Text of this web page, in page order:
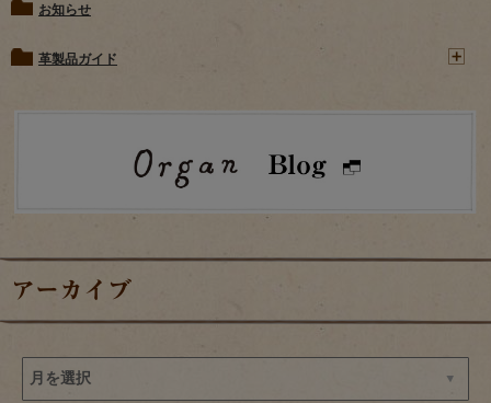
お知らせ
革製品ガイド
アーカイブ